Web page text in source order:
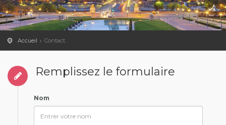
Accueil Contact
Remplissez le formulaire
Nom